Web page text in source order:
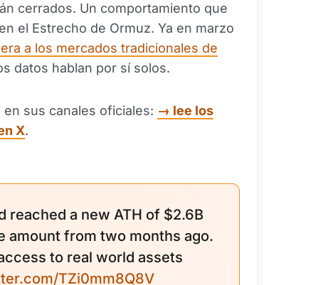
cerrados. Un comportamiento que
el Estrecho de Ormuz. Ya en marzo
a los mercados tradicionales de
datos hablan por sí solos.
sus canales oficiales: → lee los
X.
reached a new ATH of $2.6B
amount from two months ago.
to real world assets
TZi0mm8Q8V